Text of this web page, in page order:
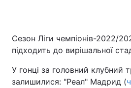
Головна
Україна
Світ
Сезон Ліги чемпіонів-2022/
підходить до вирішальної
У гонці за головний клубний
залишилися: "Реал" Мадрид (